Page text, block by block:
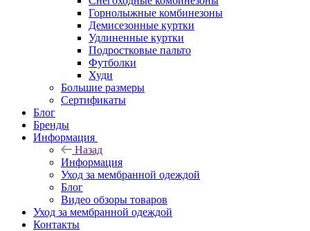
Горнолыжные комбинезоны
Демисезонные куртки
Удлиненные куртки
Подростковые пальто
Футболки
Худи
Большие размеры
Сертификаты
Блог
Бренды
Информация
Назад
Информация
Уход за мембранной одеждой
Блог
Видео обзоры товаров
Уход за мембранной одеждой
Контакты